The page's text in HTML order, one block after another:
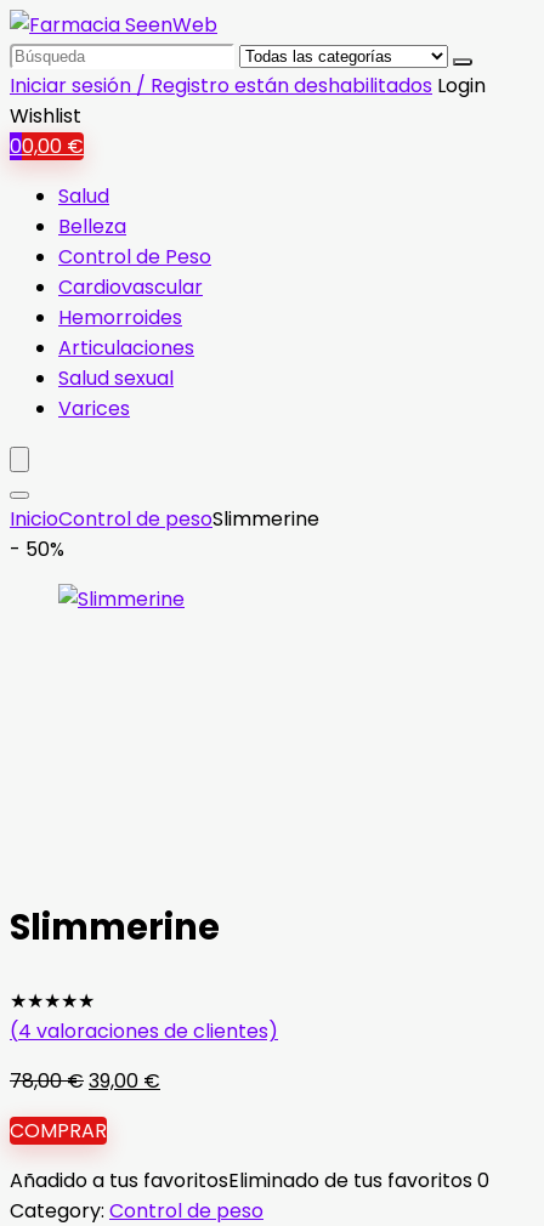
Search
for:
Iniciar sesión / Registro están deshabilitados Login
Wishlist
00,00 €
Salud
Belleza
Control de Peso
Cardiovascular
Hemorroides
Articulaciones
Salud sexual
Varices
InicioControl de pesoSlimmerine
- 50%
Slimmerine
★★★★★
(4 valoraciones de clientes)
78,00€El
precio
original
era:
78,00 €.
39,00 €
es:
39,00 €.
COMPRAR
Añadido a tus favoritosEliminado de tus favoritos0
Category: Control de peso